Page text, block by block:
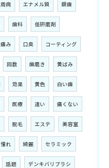
病 エナメル質 銀歯
歯科 低研磨剤
痛み 口臭 コーティング
回数 歯磨き 黄ばみ
効果 黄色 白い歯
医療 違い 痛くない
脱毛 エステ 美容室
憧れ 綺麗 セラミック
話題 デンキバリブラシ